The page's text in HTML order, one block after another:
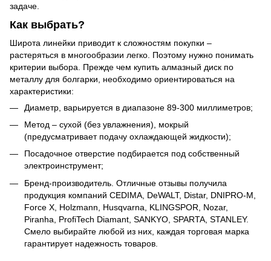
задаче.
Как выбрать?
Широта линейки приводит к сложностям покупки –
растеряться в многообразии легко. Поэтому нужно понимать
критерии выбора. Прежде чем купить алмазный диск по
металлу для болгарки, необходимо ориентироваться на
характеристики:
Диаметр, варьируется в диапазоне 89-300 миллиметров;
Метод – сухой (без увлажнения), мокрый
(предусматривает подачу охлаждающей жидкости);
Посадочное отверстие подбирается под собственный
электроинструмент;
Бренд-производитель. Отличные отзывы получила
продукция компаний CEDIMA, DeWALT, Distar, DNIPRO-M,
Force X, Holzmann, Husqvarna, KLINGSPOR, Nozar,
Piranha, ProfiTech Diamant, SANKYO, SPARTA, STANLEY.
Смело выбирайте любой из них, каждая торговая марка
гарантирует надежность товаров.